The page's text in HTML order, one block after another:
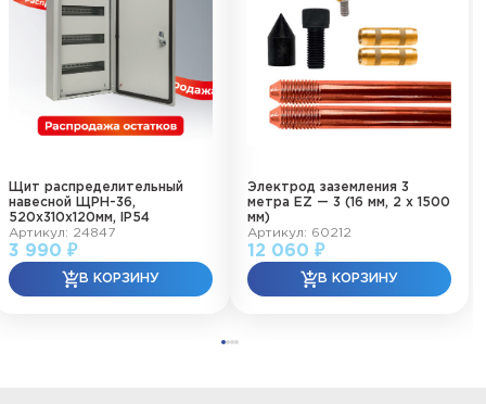
Щит распределительный
навесной ЩРН-36,
520х310х120мм, IP54
Артикул: 24847
3 990 ₽
Электрод заземления 3
метра EZ — 3 (16 мм, 2 х 1500
мм)
Артикул: 60212
12 060 ₽